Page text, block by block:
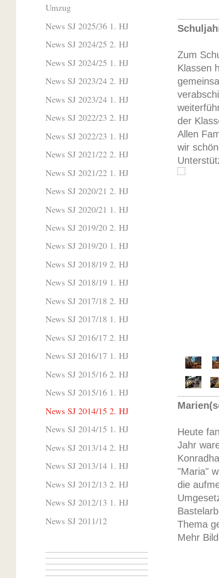
Zum
Klassen
der
Allen
wir
Heute
Jahr
"Maria"
die
Thema
Mehr
Umzug
News SJ 2025/36 1. HJ
News SJ 2024/25 2. HJ
News SJ 2024/25 1. HJ
News SJ 2023/24 2. HJ
News SJ 2023/24 1. HJ
News SJ 2022/23 2. HJ
News SJ 2022/23 1. HJ
News SJ 2021/22 2. HJ
News SJ 2021/22 1. HJ
News SJ 2020/21 2. HJ
News SJ 2020/21 1. HJ
News SJ 2019/20 2. HJ
News SJ 2019/20 1. HJ
News SJ 2018/19 2. HJ
News SJ 2018/19 1. HJ
News SJ 2017/18 2. HJ
News SJ 2017/18 1. HJ
News SJ 2016/17 2. HJ
News SJ 2016/17 1. HJ
News SJ 2015/16 2. HJ
News SJ 2015/16 1. HJ
News SJ 2014/15 2. HJ
News SJ 2014/15 1. HJ
News SJ 2013/14 2. HJ
News SJ 2013/14 1. HJ
News SJ 2012/13 2. HJ
News SJ 2012/13 1. HJ
News SJ 2011/12